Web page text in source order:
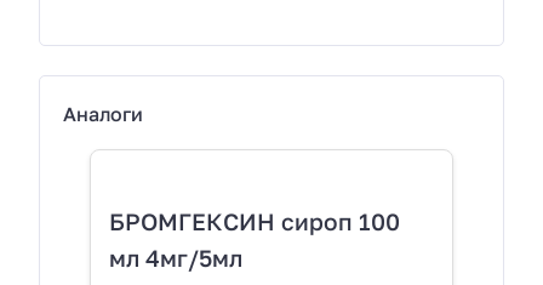
Аналоги
БРОМГЕКСИН сироп 100
мл 4мг/5мл